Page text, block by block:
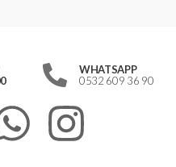
WHATSAPP
0532 609 36 90